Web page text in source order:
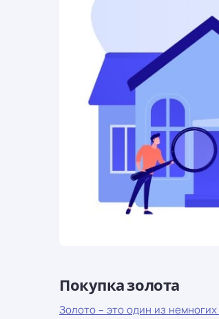
Покупка золота
Золото – это один из